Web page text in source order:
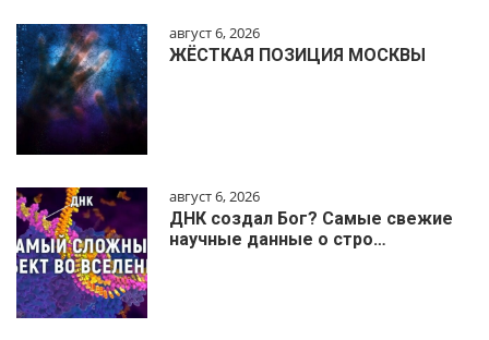
август 6, 2026
ЖЁСТКАЯ ПОЗИЦИЯ МОСКВЫ
август 6, 2026
ДНК создал Бог? Самые свежие
научные данные о стро…